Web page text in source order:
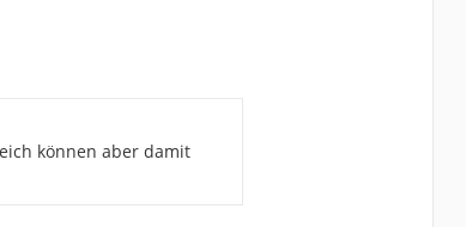
können aber damit